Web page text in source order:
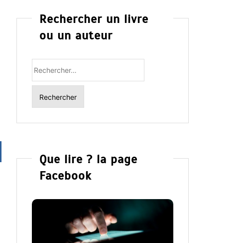
Rechercher un livre
ou un auteur
Que lire ? la page
Facebook